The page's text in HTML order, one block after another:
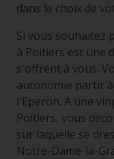
dans le choix de
Si vous souhaitez
à Poitiers est une
s'offrent à vous.
autonomie partir
l'Eperon. A une
Poitiers, vous
sur laquelle se
Notre-Dame-la-